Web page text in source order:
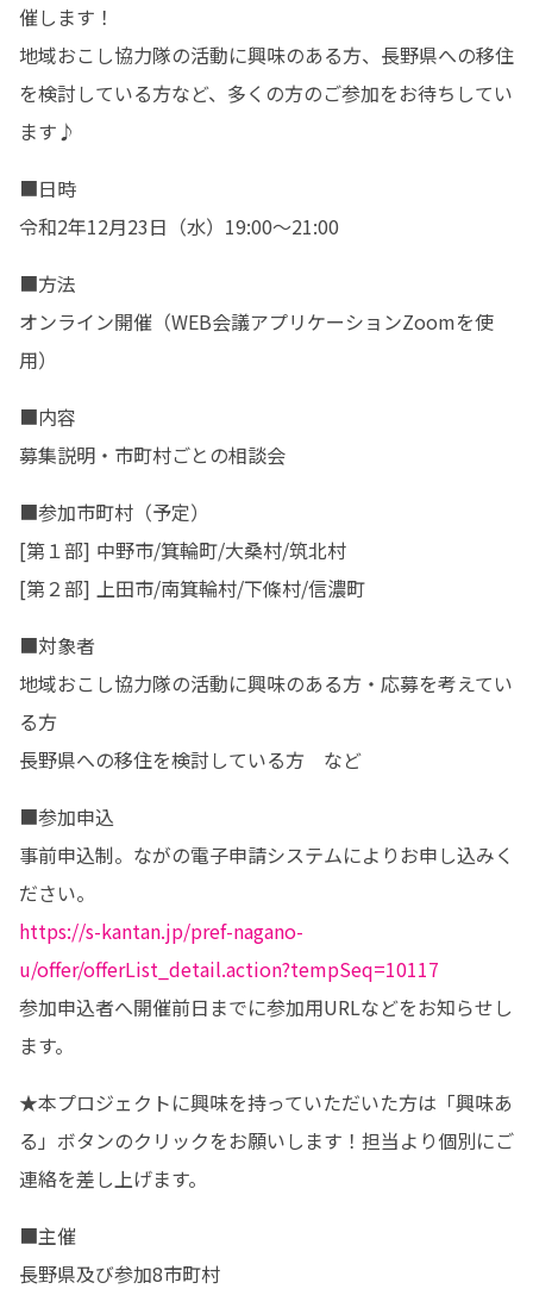
催します！
地域おこし協力隊の活動に興味のある方、長野県への移住
を検討している方など、多くの方のご参加をお待ちしてい
ます♪
■日時
令和2年12月23日（水）19:00～21:00
■方法
オンライン開催（WEB会議アプリケーションZoomを使
用）
■内容
募集説明・市町村ごとの相談会
■参加市町村（予定）
[第１部] 中野市/箕輪町/大桑村/筑北村
[第２部] 上田市/南箕輪村/下條村/信濃町
■対象者
地域おこし協力隊の活動に興味のある方・応募を考えてい
る方
長野県への移住を検討している方　など
■参加申込
事前申込制。ながの電子申請システムによりお申し込みく
https://s-kantan.jp/pref-nagano-
u/offer/offerList_detail.action?tempSeq=10117
参加申込者へ開催前日までに参加用URLなどをお知らせし
ます。
★本プロジェクトに興味を持っていただいた方は「興味あ
る」ボタンのクリックをお願いします！担当より個別にご
連絡を差し上げます。
■主催
長野県及び参加8市町村